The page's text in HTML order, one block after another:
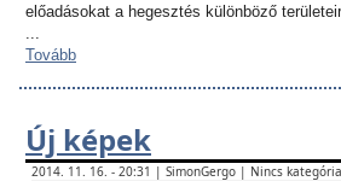
előadásokat a hegesztés különböző
...
Tovább
Új képek
2014. 11. 16. - 20:31 | SimonGergo | Nincs